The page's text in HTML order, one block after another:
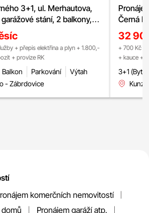
3+1, ul. Merhautova,
stání, 2 balkony,
+ přepis elektřina a plyn + 1.800,-
+ provize RK
Balkon Parkování
Výtah
- Zábrdovice
Černá
32
+ 700 Kč
+ kauce +
3+1 (Byty)
komerčních nemovitostí
Pronájem garáží atp.